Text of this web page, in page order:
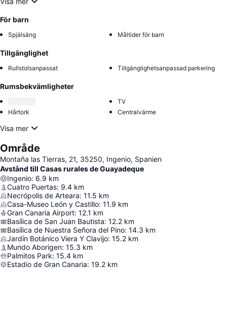
För barn
Spjälsäng Måltider för barn
Tillgänglighet
Rullstolsanpassat Tillgänglighetsanpassad parkering
Rumsbekvämligheter
TV
Hårtork
Centralvärme
Visa mer
Område
Montaña las Tierras, 21, 35250, Ingenio, Spanien
Avstånd till Casas rurales de Guayadeque
Ingenio: 6.9 km
Cuatro Puertas: 9.4 km
Necrópolis de Arteara: 11.5 km
Casa-Museo León y Castillo: 11.9 km
Gran Canaria Airport: 12.1 km
Basílica de San Juan Bautista: 12.2 km
Basílica de Nuestra Señora del Pino: 14.3 km
Jardín Botánico Viera Y Clavijo: 15.2 km
Mundo Aborigen: 15.3 km
Palmitos Park: 15.4 km
Estadio de Gran Canaria: 19.2 km